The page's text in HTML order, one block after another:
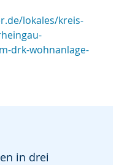
lokales/kreis-
drk-wohnanlage-
in drei